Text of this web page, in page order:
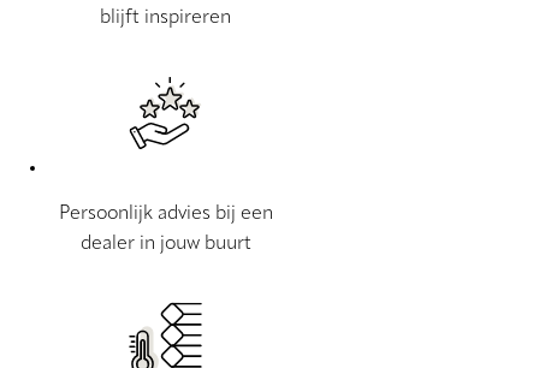
blijft inspireren
Persoonlijk advies bij een
dealer in jouw buurt